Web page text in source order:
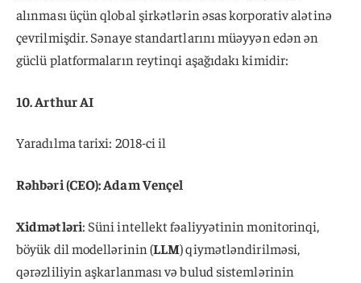
alınması üçün qlobal şirkətlərin əsas korporativ alətinə
çevrilmişdir. Sənaye standartlarını müəyyən edən ən
güclü platformaların reytinqi aşağıdakı kimidir:
10. Arthur AI
Yaradılma tarixi: 2018-ci il
Rəhbəri (CEO): Adam Vençel
Xidmətləri: Süni intellekt fəaliyyətinin monitorinqi,
böyük dil modellərinin (LLM) qiymətləndirilməsi,
qərəzliliyin aşkarlanması və bulud sistemlərinin